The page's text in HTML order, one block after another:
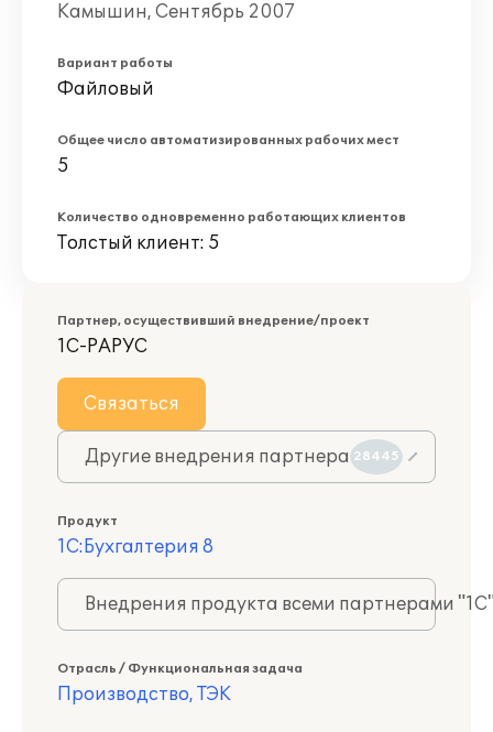
Камышин, Сентябрь 2007
Вариант работы
Файловый
Общее число автоматизированных рабочих мест
5
Количество одновременно работающих клиентов
Толстый клиент: 5
Партнер, осуществивший внедрение/проект
1С-РАРУС
Связаться
Другие внедрения партнера 28445
Продукт
1С:Бухгалтерия 8
Внедрения продукта всеми партнерами
Отрасль / Функциональная задача
Производство, ТЭК